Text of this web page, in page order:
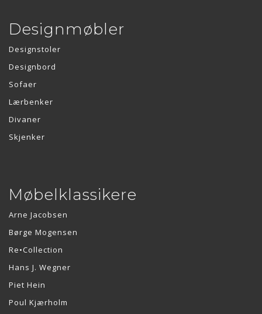
Designmøbler
Designstoler
Designbord
Sofaer
Lærbenker
Divaner
Skjenker
Møbelklassikere
Arne Jacobsen
Børge Mogensen
Re•Collection
Hans J. Wegner
Piet Hein
Poul Kjærholm